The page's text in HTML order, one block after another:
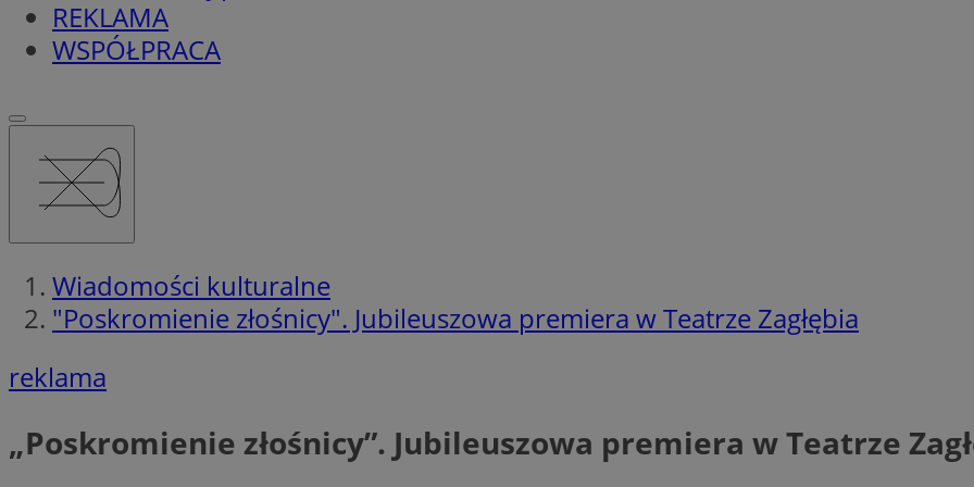
REKLAMA
WSPÓŁPRACA
Wiadomości kulturalne
"Poskromienie złośnicy". Jubileuszowa premiera w Teatrze Zagłębia
reklama
„Poskromienie złośnicy”. Jubileuszowa premiera w Teatrze